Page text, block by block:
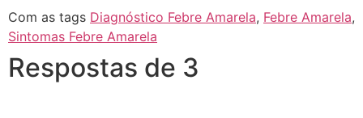
Com as tags Diagnóstico Febre Amarela, Febre Amarela,
Sintomas Febre Amarela
Respostas de 3